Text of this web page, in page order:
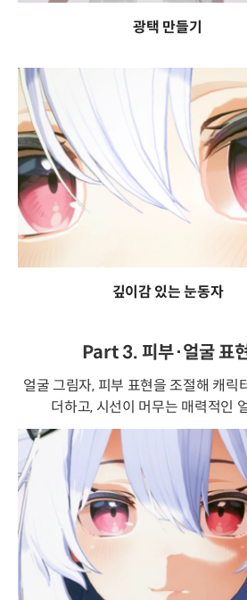
광택 만들기
깊이감 있는 눈동자
Part 3. 피부·얼굴 표
얼굴 그림자, 피부 표현을 조절해 캐릭
더하고, 시선이 머무는 매력적인